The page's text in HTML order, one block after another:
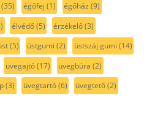
(35) égőfej (1) égőház (9)
élvédő(5) érzékelő(3)
(5) üstgumi (2) üstszáj gumi (14)
üvegajtó(17) üvegbúra (2)
(3) üvegtartó(6) üvegtető(2)